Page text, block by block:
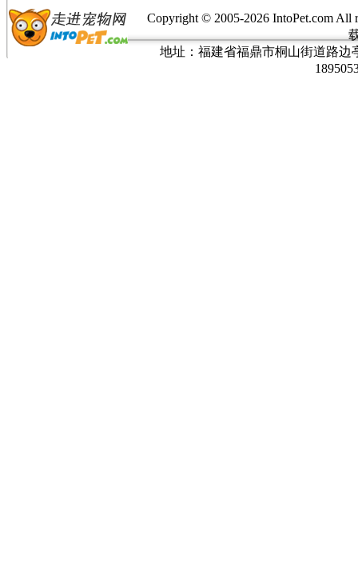
Copyright © 2005-2026 IntoPet.com
地址：福建省福鼎市桐山街道路边